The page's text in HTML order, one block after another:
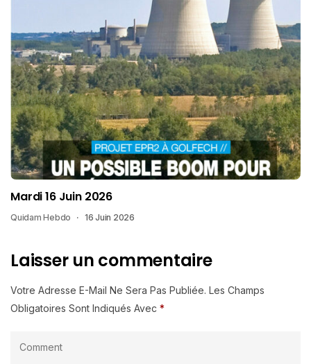
Mardi 16 Juin 2026
Quidam Hebdo 16 Juin 2026
Laisser un commentaire
Votre Adresse E-Mail Ne Sera Pas Publiée. Les Champs
Obligatoires Sont Indiqués Avec *